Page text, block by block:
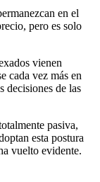
en el
pero es solo
vienen
cada vez más en
decisiones de las
pasiva,
esta postura
vuelto evidente.